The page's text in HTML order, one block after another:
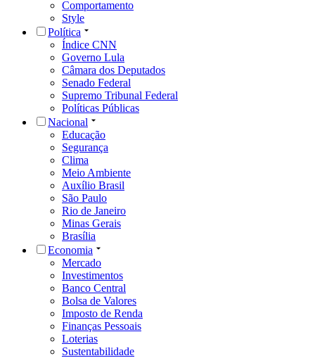
Comportamento
Style
Política
Índice CNN
Governo Lula
Câmara dos Deputados
Senado Federal
Supremo Tribunal Federal
Políticas Públicas
Nacional
Educação
Segurança
Clima
Meio Ambiente
Auxílio Brasil
São Paulo
Rio de Janeiro
Minas Gerais
Brasília
Economia
Mercado
Investimentos
Banco Central
Bolsa de Valores
Imposto de Renda
Finanças Pessoais
Loterias
Sustentabilidade